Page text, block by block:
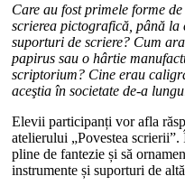
Care au fost primele forme
scrierea pictografică, până la
suporturi de scriere? Cum
papirus sau o hârtie
scriptorium? Cine erau
aceştia în societate de-a
Elevii participanți vor afla
atelierului „Povestea
pline de fantezie și să
instrumente și suporturi de